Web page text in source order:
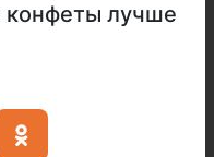
конфеты лучше